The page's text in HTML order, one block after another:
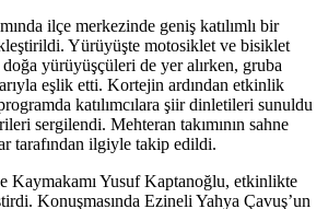
ilçe merkezinde geniş katılımlı bir
Yürüyüşte motosiklet ve bisiklet
doğa yürüyüşçüleri de yer alırken, gruba
eşlik etti. Kortejin ardından etkinlik
katılımcılara şiir dinletileri sunuldu
sergilendi. Mehteran takımının sahne
tarafından ilgiyle takip edildi.
Kaymakamı Yusuf Kaptanoğlu, etkinlikte
Konuşmasında Ezineli Yahya Çavuş’un